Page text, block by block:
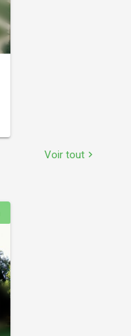
Voir tout chevron_right